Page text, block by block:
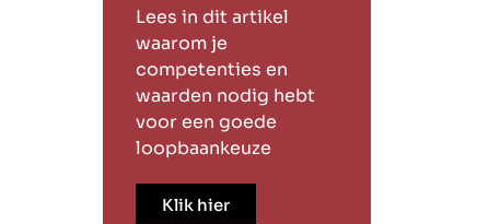
Lees in dit artikel
waarom je
competenties en
waarden nodig hebt
voor een goede
loopbaankeuze
Klik hier